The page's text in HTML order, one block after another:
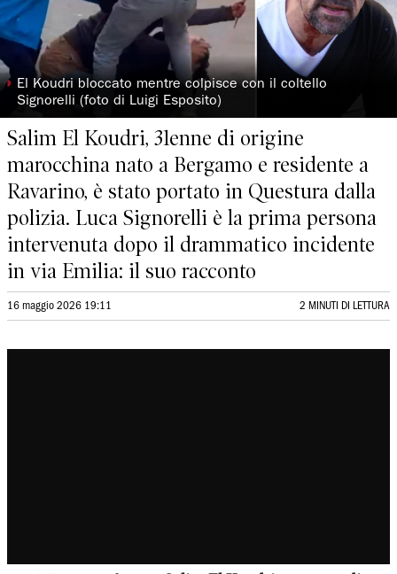
◗ El Koudri bloccato mentre colpisce con il coltello
Signorelli (foto di Luigi Esposito)
Salim El Koudri, 31enne di origine
marocchina nato a Bergamo e residente a
Ravarino, è stato portato in Questura dalla
polizia. Luca Signorelli è la prima persona
intervenuta dopo il drammatico incidente
in via Emilia: il suo racconto
16 maggio 2026 19:11 2 MINUTI DI LETTURA